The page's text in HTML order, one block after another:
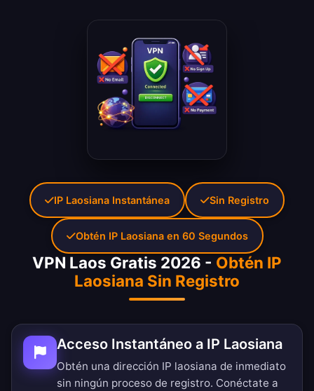
VPN Laos Gratis 2026 - Obtén IP
Laosiana Sin Registro
Acceso Instantáneo a IP Laosiana
Obtén una dirección IP laosiana de inmediato
sin ningún proceso de registro. Conéctate a
IP Laosiana Instantánea Sin Registro
Obtén IP Laosiana en 60 Segundos